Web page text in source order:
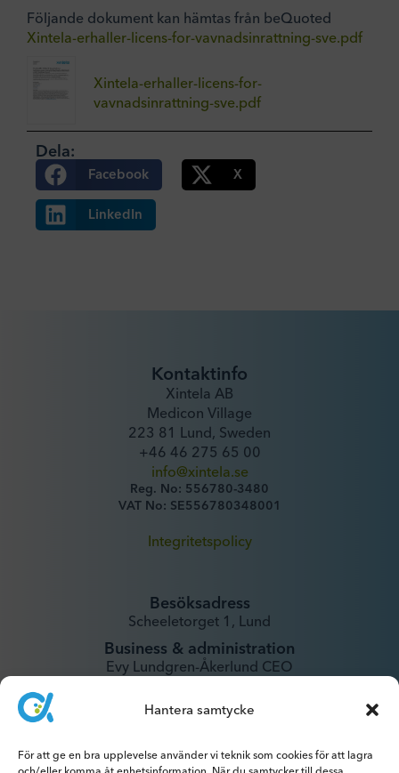
Hantera samtycke
För att ge en bra upplevelse använder vi teknik som cookies för att lagra
Följande dokument kan hämtas från beQuoted
Xintela-erhaller-licens-for-vavnadsinrattning-sve.pdf
Xintela-erhaller-licens-for-
vavnadsinrattning-sve.pdf
Dela:
Facebook X
LinkedIn
Kontaktinfo
Xintela AB
Medicon Village
223 81 Lund, Sweden
+46 46 275 65 00
info@xintela.se
Reg. No: 556780-3480
VAT No: SE556780348001
Integritetspolicy
Besöksadress
Scheeletorget 1, Lund
Business & administration
Evy Lundgren-Åkerlund CEO
ir@xintela.se